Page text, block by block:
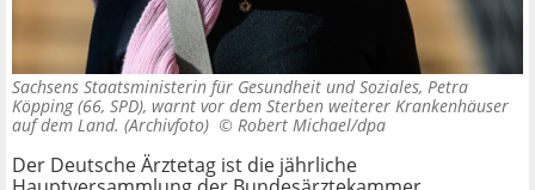
Sachsens Staatsministerin für Gesundheit und Soziales, Petra
Köpping (66, SPD), warnt vor dem Sterben weiterer Krankenhäuser
auf dem Land. (Archivfoto) © Robert Michael/dpa
Der Deutsche Ärztetag ist die jährliche